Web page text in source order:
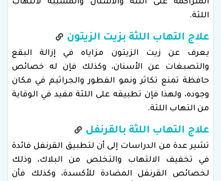
المتراكمة على اللثة والأسنان والمسببة لالتهاب
اللثة.
علاج التهاب اللثة بزيت الزيتون
يعرف عن زيت الزيتون مزاياه في إزالة البقع
والتصبغات عن الأسنان، وكذلك فإن له خصائص
حافظة تمنع تكاثر ونمو الفطور والجراثيم في مكان
وجوده، ولهذا فإن تطبيقه على اللثة مفيد في الوقاية
من التهاب اللثة.
علاج التهاب اللثة بالقرنفل
تشير عدة من الدراسات إلى أن لتطبيق القرنفل فائدة
في تخفيف الالتهاب والتخلص من البلاك، وذلك
لخصائص القرنفل المضادة للأكسدة، وكذلك فأن